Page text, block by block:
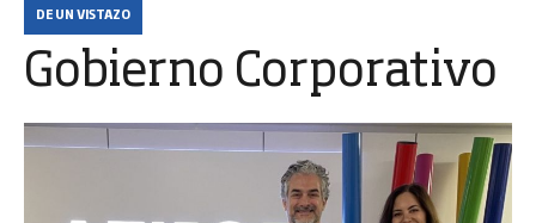
DE UN VISTAZO
Gobierno Corporativo